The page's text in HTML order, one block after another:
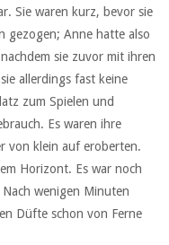
Sie waren kurz, bevor sie
gezogen; Anne hatte also
sie zuvor mit ihren
allerdings fast keine
zum Spielen und
Es waren ihre
von klein auf eroberten.
Horizont. Es war noch
wenigen Minuten
Düfte schon von Ferne